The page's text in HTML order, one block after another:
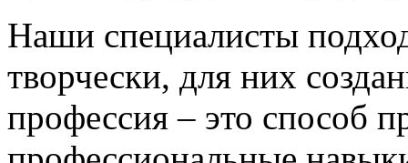
Наши специалисты
творчески, для них
профессия – это способ